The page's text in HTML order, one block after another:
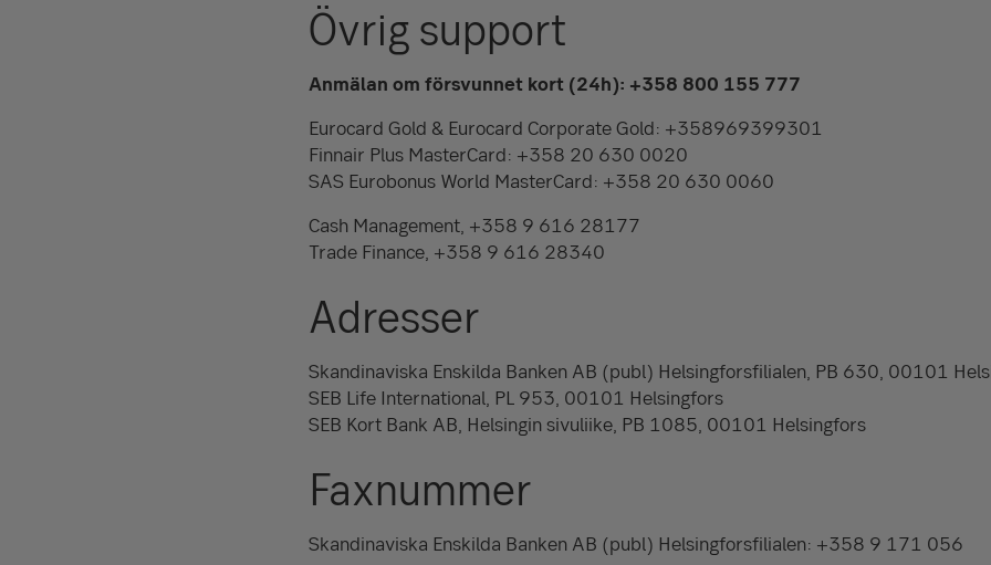
Övrig support
Anmälan om försvunnet kort (24h): +358 800 155 777
Eurocard Gold & Eurocard Corporate Gold: +358969399301
Finnair Plus MasterCard: +358 20 630 0020
SAS Eurobonus World MasterCard: +358 20 630 0060
Cash Management, +358 9 616 28177
Trade Finance, +358 9 616 28340
Adresser
Skandinaviska Enskilda Banken AB (publ) Helsingforsfilialen, PB 630, 00101
SEB Life International, PL 953, 00101 Helsingfors
SEB Kort Bank AB, Helsingin sivuliike, PB 1085, 00101 Helsingfors
Faxnummer
Skandinaviska Enskilda Banken AB (publ) Helsingforsfilialen: +358 9 171 056